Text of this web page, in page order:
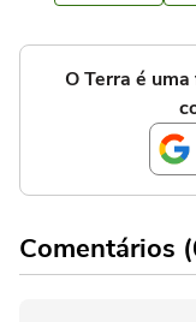
O Terra é
Comentários